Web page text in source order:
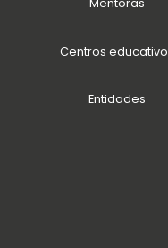
Mentoras
Centros
Entidades